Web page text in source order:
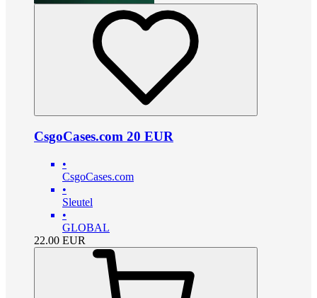
CsgoCases.com 20 EUR
•
CsgoCases.com
•
Sleutel
•
GLOBAL
22.00 EUR